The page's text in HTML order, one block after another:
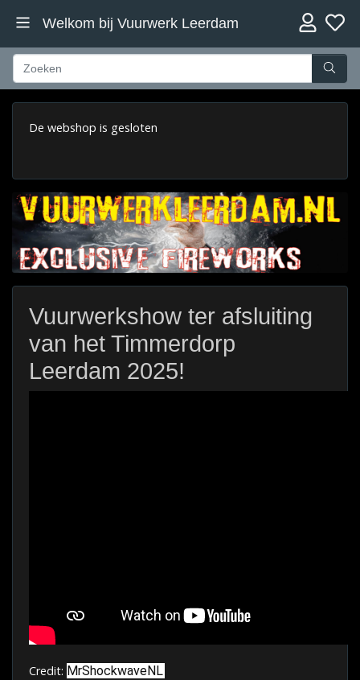
Welkom bij Vuurwerk Leerdam
De webshop is gesloten
Vuurwerkshow ter afsluiting
van het Timmerdorp
Leerdam 2025!
Credit: MrShockwaveNL